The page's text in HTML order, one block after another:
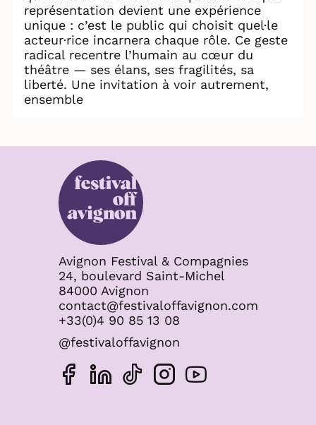
représentation devient une expérience
unique : c’est le public qui choisit quel·le
acteur·rice incarnera chaque rôle. Ce geste
radical recentre l’humain au cœur du
théâtre — ses élans, ses fragilités, sa
liberté. Une invitation à voir autrement,
ensemble
Avignon Festival & Compagnies
24, boulevard Saint-Michel
84000 Avignon
contact@festivaloffavignon.com
+33(0)4 90 85 13 08
@festivaloffavignon